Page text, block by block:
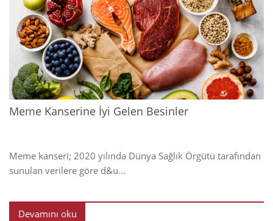
2024
Meme Kanserine İyi Gelen Besinler
Meme kanseri; 2020 yılında Dünya Sağlık Örgütü tarafından
sunulan verilere göre d&u...
Devamını oku